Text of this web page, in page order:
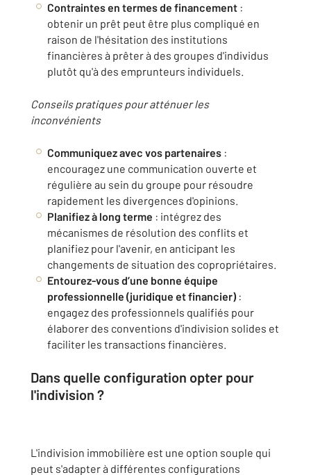
Contraintes en termes de financement :
obtenir un prêt peut être plus compliqué en
raison de l'hésitation des institutions
financières à prêter à des groupes d'individus
plutôt qu'à des emprunteurs individuels.
Conseils pratiques pour atténuer les
inconvénients
Communiquez avec vos partenaires :
encouragez une communication ouverte et
régulière au sein du groupe pour résoudre
rapidement les divergences d'opinions.
Planifiez à long terme : intégrez des
mécanismes de résolution des conflits et
planifiez pour l'avenir, en anticipant les
changements de situation des copropriétaires.
Entourez-vous d’une bonne équipe
professionnelle (juridique et financier) :
engagez des professionnels qualifiés pour
élaborer des conventions d'indivision solides et
faciliter les transactions financières.
Dans quelle configuration opter pour
l'indivision ?
L'indivision immobilière est une option souple qui
peut s'adapter à différentes configurations